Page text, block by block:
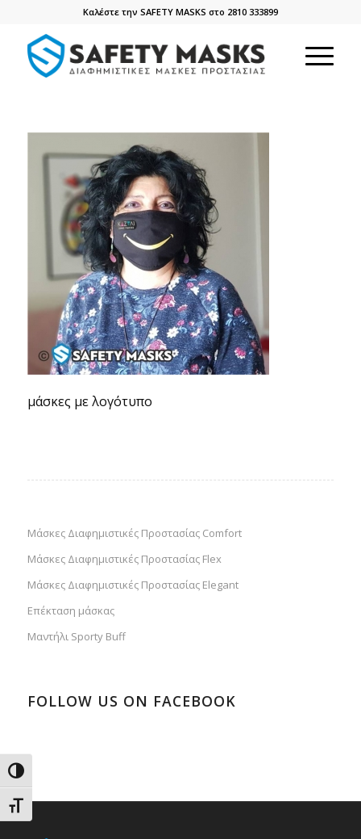
Εναλλαγή Υψηλής Αντίθεσης
Εναλλαγή Μεγέθους Γραμμάτων
Καλέστε την SAFETY MASKS στο 2810 333899
μάσκες με λογότυπο
Μάσκες Διαφημιστικές Προστασίας Comfort
Μάσκες Διαφημιστικές Προστασίας Flex
Μάσκες Διαφημιστικές Προστασίας Elegant
Επέκταση μάσκας
Μαντήλι Sporty Buff
FOLLOW US ON FACEBOOK